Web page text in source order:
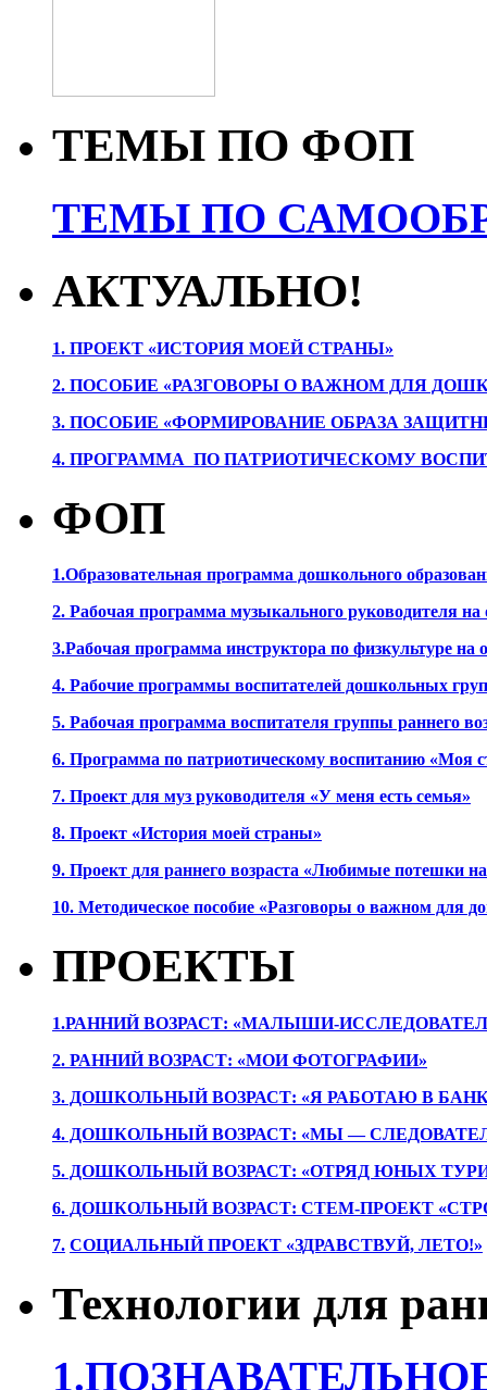
ТЕМЫ ПО ФОП
ТЕМЫ ПО
АКТУАЛЬНО!
1. ПРОЕКТ «ИСТОРИЯ МОЕЙ СТРАНЫ»
2. ПОСОБИЕ «РАЗГОВОРЫ О ВАЖНОМ ДЛЯ
3. ПОСОБИЕ «ФОРМИРОВАНИЕ ОБРАЗА
4. ПРОГРАММА ПО ПАТРИОТИЧЕСКОМУ
ФОП
1.Образовательная программа дошкольного
2. Рабочая программа музыкального руководителя
3.Рабочая программа инструктора по физкультуре
4. Рабочие программы воспитателей дошкольных
5. Рабочая программа воспитателя группы раннего
6. Программа по патриотическому воспитанию «Моя
7. Проект для муз руководителя «У меня есть семья»
8. Проект «История моей страны»
9. Проект для раннего возраста «Любимые потешки
10. Методическое пособие «Разговоры о важном для
ПРОЕКТЫ
1.РАННИЙ ВОЗРАСТ: «МАЛЫШИ-
2. РАННИЙ ВОЗРАСТ: «МОИ ФОТОГРАФИИ»
3. ДОШКОЛЬНЫЙ ВОЗРАСТ: «Я РАБОТАЮ В
4. ДОШКОЛЬНЫЙ ВОЗРАСТ: «МЫ —
5. ДОШКОЛЬНЫЙ ВОЗРАСТ: «ОТРЯД ЮНЫХ
6. ДОШКОЛЬНЫЙ ВОЗРАСТ: СТЕМ-ПРОЕКТ
7. СОЦИАЛЬНЫЙ ПРОЕКТ «ЗДРАВСТВУЙ, ЛЕТО!»
Технологии для